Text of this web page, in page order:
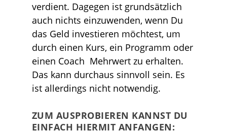
verdient. Dagegen ist grundsätzlich
auch nichts einzuwenden, wenn Du
das Geld investieren möchtest, um
durch einen Kurs, ein Programm oder
einen Coach Mehrwert zu erhalten.
Das kann durchaus sinnvoll sein. Es
ist allerdings nicht notwendig.
ZUM AUSPROBIEREN KANNST DU
EINFACH HIERMIT ANFANGEN: